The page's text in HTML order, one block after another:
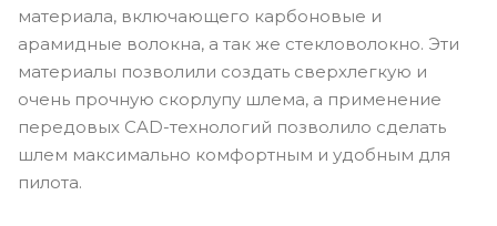
материала, включающего карбоновые и
арамидные волокна, а так же стекловолокно. Эти
материалы позволили создать сверхлегкую и
очень прочную скорлупу шлема, а применение
передовых CAD-технологий позволило сделать
шлем максимально комфортным и удобным для
пилота.